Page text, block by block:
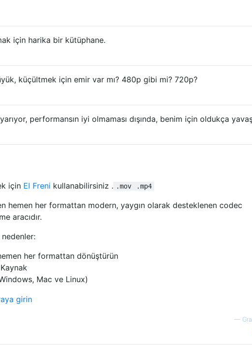
için harika bir kütüphane.
küçültmek için emir var mı? 480p gibi mi? 720p?
performansın iyi olmaması dışında, benim için oldukça
için El Freni kullanabilirsiniz . .mov .mp4
hemen her formattan modern, yaygın olarak desteklenen codec
aracıdır.
her formattan dönüştürün
Mac ve Linux)
—